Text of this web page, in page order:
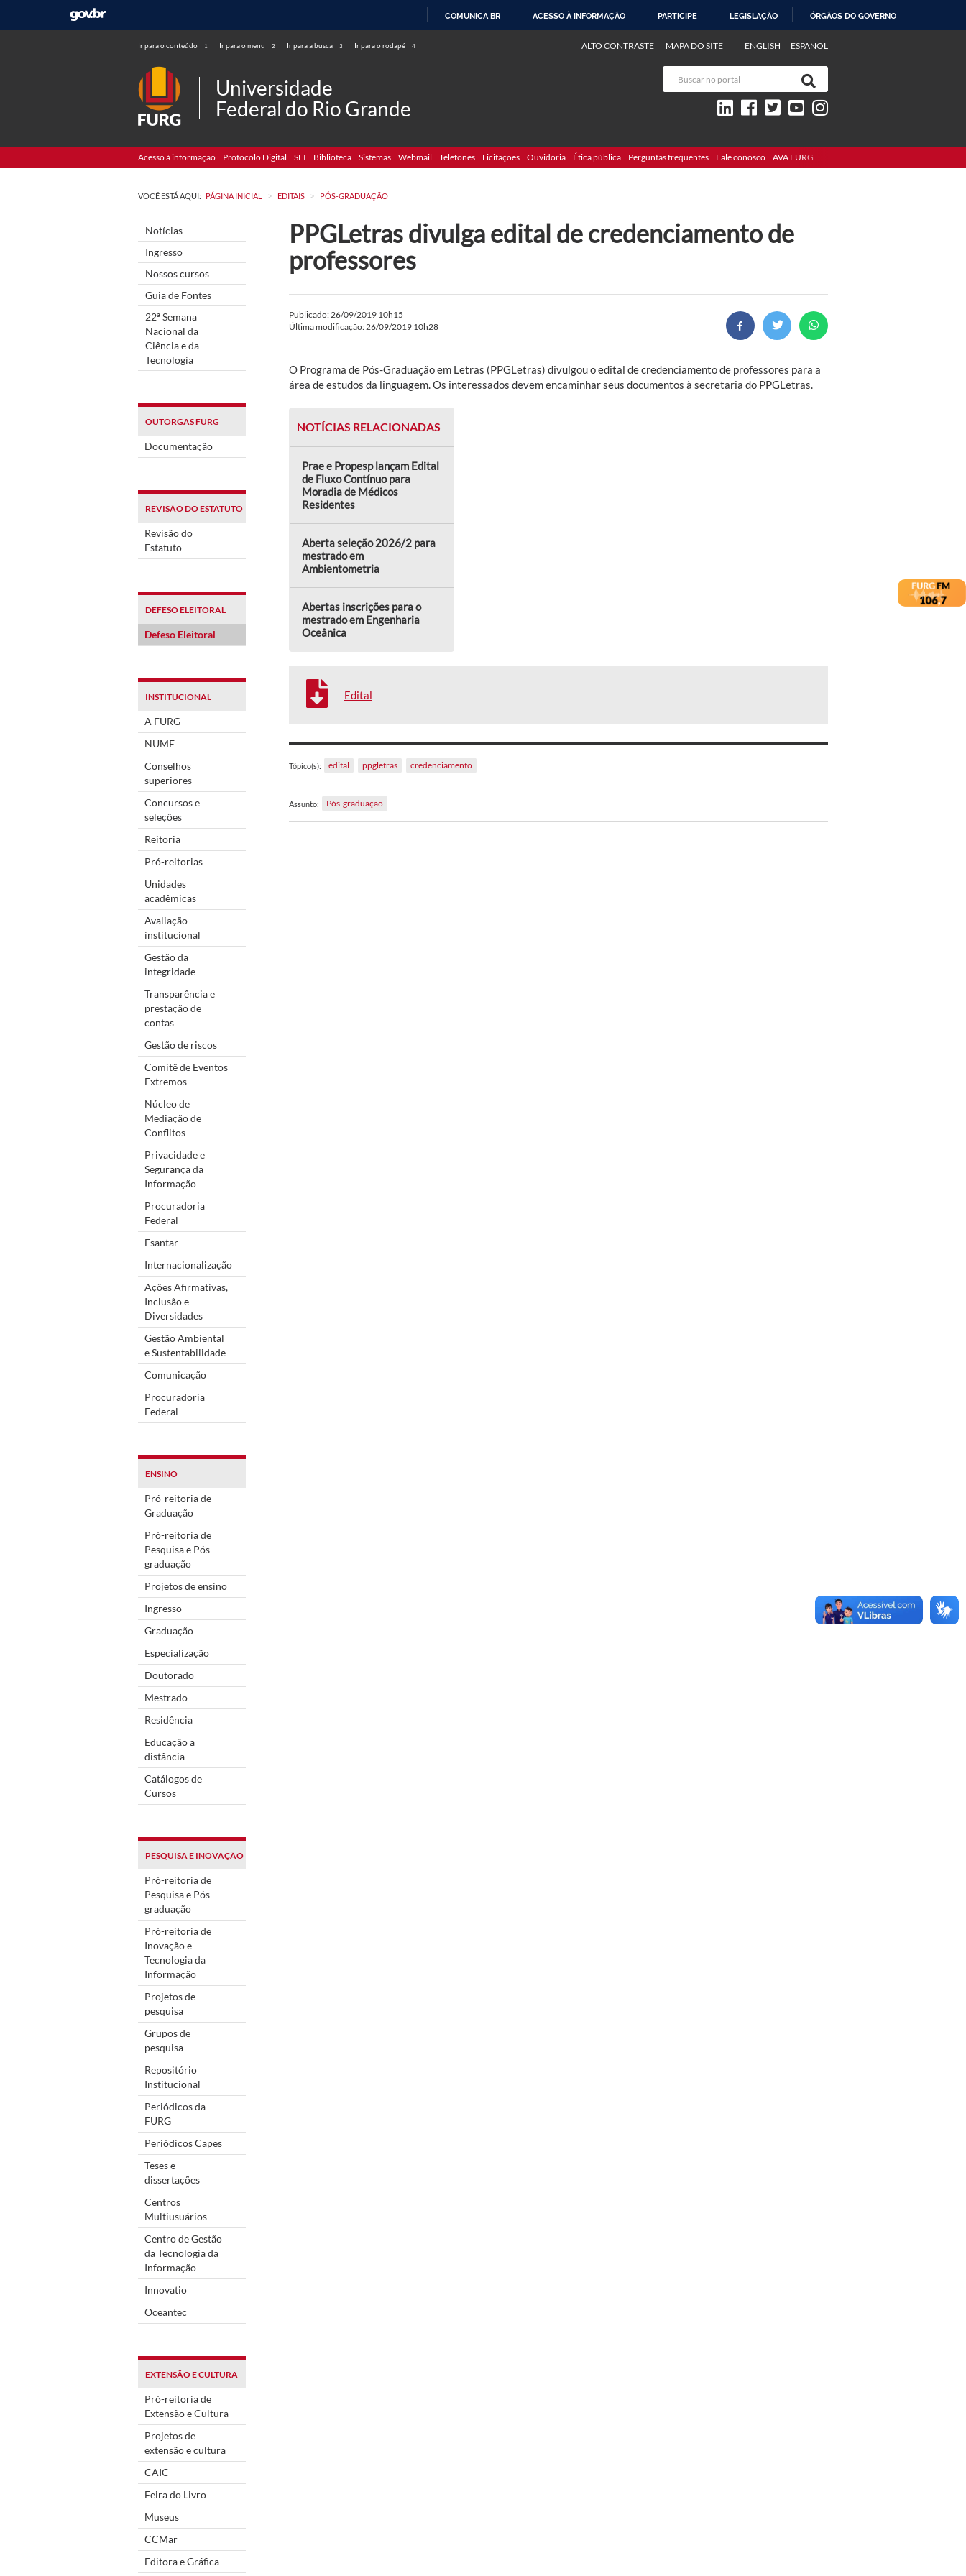
COMUNICA BR ACESSO À INFORMAÇÃO PARTICIPE LEGISLAÇÃO ÓRGÃOS DO GOVERNO
Ir para o conteúdo 1 Ir para o menu 2 Ir para a busca 3 Ir para o rodapé 4 ENGLISH ESPAÑOL
ALTO CONTRASTE MAPA DO SITE
Universidade
Federal do Rio Grande
Acesso à informação Protocolo Digital SEI Biblioteca Sistemas Webmail Telefones Licitações Ouvidoria Ética pública Perguntas frequentes Fale conosco AVA FURG
VOCÊ ESTÁ AQUI: PÁGINA INICIAL > EDITAIS > PÓS-GRADUAÇÃO
Notícias
Ingresso
Nossos cursos
Guia de Fontes
22ª Semana
Nacional da
Ciência e da
Tecnologia
OUTORGAS FURG
Documentação
REVISÃO DO ESTATUTO
Revisão do
Estatuto
DEFESO ELEITORAL
Defeso Eleitoral
INSTITUCIONAL
A FURG
NUME
Conselhos
superiores
Concursos e
seleções
Reitoria
Pró-reitorias
Unidades
acadêmicas
Avaliação
institucional
Gestão da
integridade
Transparência e
prestação de
contas
Gestão de riscos
Comitê de Eventos
Extremos
Núcleo de
Mediação de
Conflitos
Privacidade e
Segurança da
Informação
Procuradoria
Federal
Esantar
Internacionalização
Ações Afirmativas,
Inclusão e
Diversidades
Gestão Ambiental
e Sustentabilidade
Comunicação
Procuradoria
Federal
ENSINO
Pró-reitoria de
Graduação
Pró-reitoria de
Pesquisa e Pós-
graduação
Projetos de ensino
Ingresso
Graduação
Especialização
Doutorado
Mestrado
Residência
Educação a
distância
Catálogos de
Cursos
PESQUISA E INOVAÇÃO
Pró-reitoria de
Pesquisa e Pós-
graduação
Pró-reitoria de
Inovação e
Tecnologia da
Informação
Projetos de
pesquisa
Grupos de
pesquisa
Repositório
Institucional
Periódicos da
FURG
Periódicos Capes
Teses e
dissertações
Centros
Multiusuários
Centro de Gestão
da Tecnologia da
Informação
Innovatio
Oceantec
EXTENSÃO E CULTURA
Pró-reitoria de
Extensão e Cultura
Projetos de
extensão e cultura
CAIC
Feira do Livro
Museus
CCMar
Editora e Gráfica
PPGLetras divulga edital de credenciamento de
professores
Publicado: 26/09/2019 10h15
Última modificação: 26/09/2019 10h28
O Programa de Pós-Graduação em Letras (PPGLetras) divulgou o edital de credenciamento de professores para a
área de estudos da linguagem. Os interessados devem encaminhar seus documentos à secretaria do PPGLetras.
NOTÍCIAS RELACIONADAS
Prae e Propesp lançam Edital
de Fluxo Contínuo para
Moradia de Médicos
Residentes
Aberta seleção 2026/2 para
mestrado em
Ambientometria
Abertas inscrições para o
mestrado em Engenharia
Oceânica
Edital
Tópico(s): edital ppgletras credenciamento
Assunto: Pós-graduação